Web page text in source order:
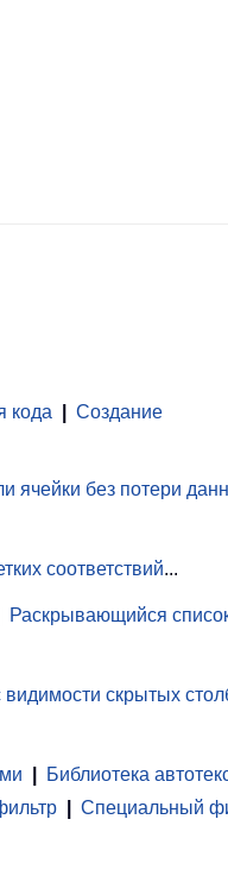
кода
Создание
ячейки без потери
соответствий...
Раскрывающийся
видимости скрытых
Библиотека
Специальный